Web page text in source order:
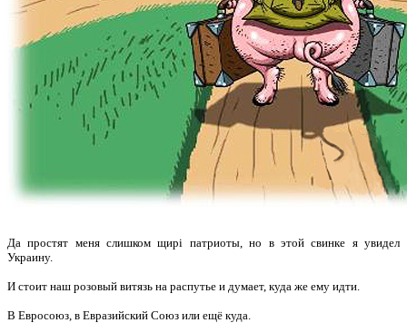
Да простят меня слишком щирі патриоты, но в этой свинке я увидел
Украину.
И стоит наш розовый витязь на распутье и думает, куда же ему идти.
В Евросоюз, в Евразийский Союз или ещё куда.